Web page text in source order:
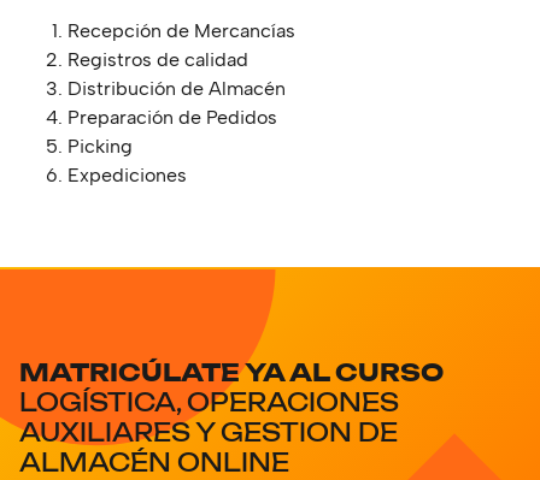
Recepción de Mercancías
Registros de calidad
Distribución de Almacén
Preparación de Pedidos
Picking
Expediciones
MATRICÚLATE YA AL CURSO
LOGÍSTICA, OPERACIONES
AUXILIARES Y GESTION DE
ALMACÉN ONLINE